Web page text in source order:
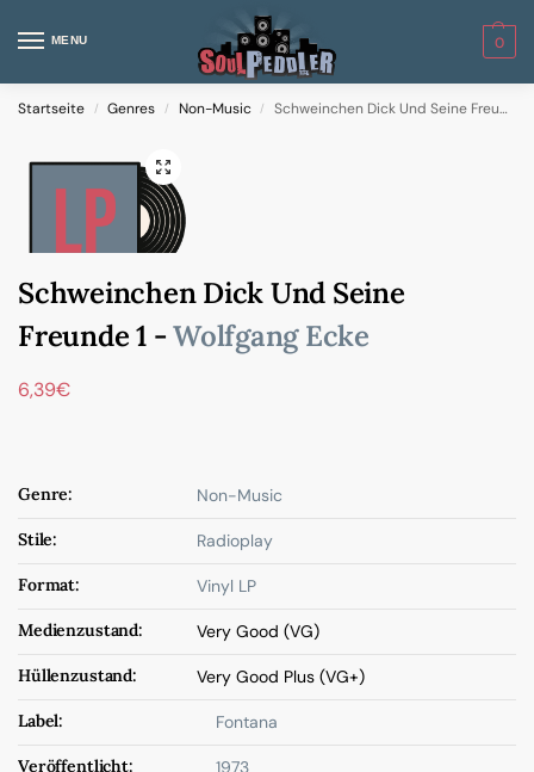
MENU 0
Startseite / Genres / Non-Music / Schweinchen Dick Und Seine Freunde 1
Schweinchen Dick Und Seine
Freunde 1 -Wolfgang Ecke
6,39€
Genre: Non-Music
Stile: Radioplay
Format: Vinyl LP
Medienzustand: Very Good (VG)
Hüllenzustand: Very Good Plus (VG+)
Label: Fontana
Veröffentlicht: 1973